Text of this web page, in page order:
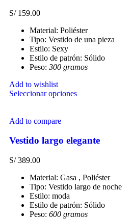
S/159.00
Material: Poliéster
Tipo: Vestido de una pieza
Estilo: Sexy
Estilo de patrón: Sólido
Peso: 300 gramos
Add to wishlist
Seleccionar opciones
Add to compare
Vestido largo elegante
S/389.00
Material: Gasa , Poliéster
Tipo: Vestido largo de noche
Estilo: moda
Estilo de patrón: Sólido
Peso: 600 gramos